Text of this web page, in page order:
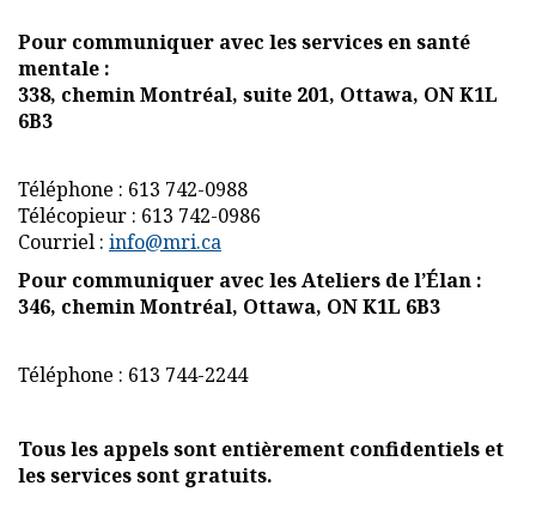
Pour communiquer avec les services en santé
mentale :
338, chemin Montréal, suite 201, Ottawa, ON K1L
6B3
Téléphone : 613 742-0988
Télécopieur : 613 742-0986
Courriel : Cet hyperlien s'ouvrira dans un nouvel onglet
info@mri.ca
Pour communiquer avec les Ateliers de l’Élan :
346, chemin Montréal, Ottawa, ON K1L 6B3
Téléphone : 613 744-2244
Tous les appels sont entièrement confidentiels et
les services sont gratuits.